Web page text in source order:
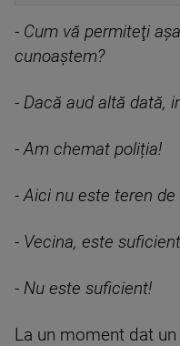
- Cum vă permiteţi
cunoaştem?
- Dacă aud altă dată,
- Am chemat poliția!
- Aici nu este teren
- Vecina, este
- Nu este suficient!
La un moment dat